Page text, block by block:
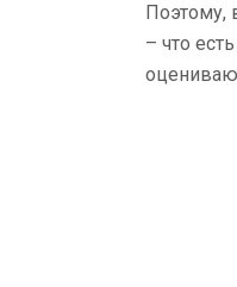
Поэтому,
– что